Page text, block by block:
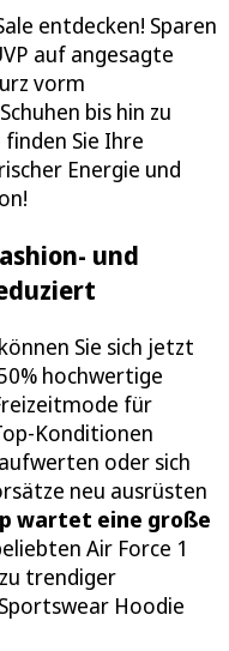
entdecken! Sparen
auf angesagte
vorm
bis hin zu
Sie Ihre
Energie und
und
Sie sich jetzt
hochwertige
für
Konditionen
oder sich
neu ausrüsten
wartet eine große
Air Force 1
trendiger
Hoodie